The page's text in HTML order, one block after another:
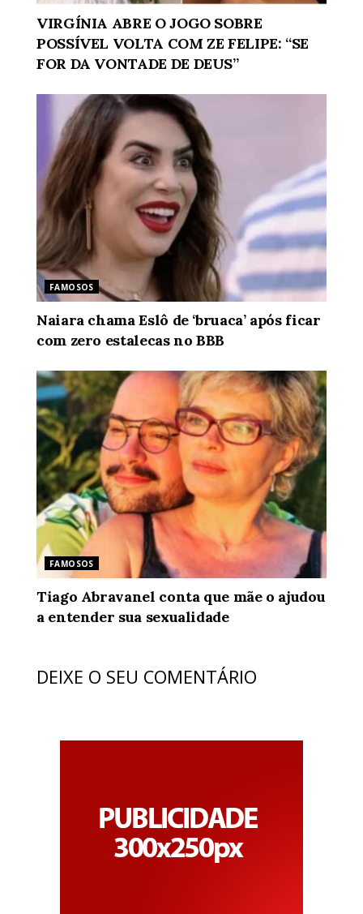
VIRGÍNIA ABRE O JOGO SOBRE
POSSÍVEL VOLTA COM ZE FELIPE: “SE
FOR DA VONTADE DE DEUS”
FAMOSOS
Naiara chama Eslô de ‘bruaca’ após ficar
com zero estalecas no BBB
FAMOSOS
Tiago Abravanel conta que mãe o ajudou
a entender sua sexualidade
DEIXE O SEU COMENTÁRIO